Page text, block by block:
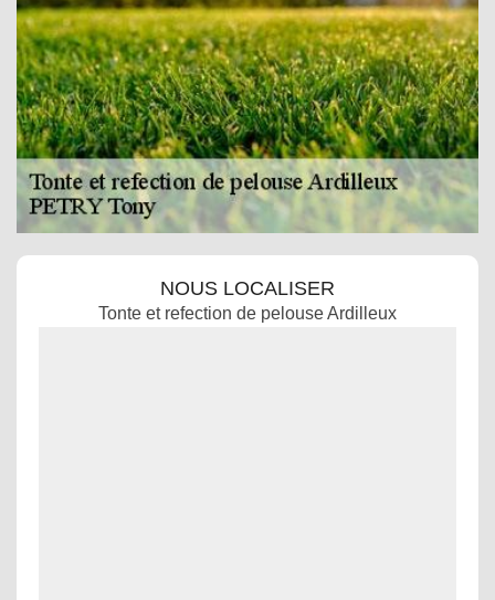
NOUS LOCALISER
Tonte et refection de pelouse Ardilleux